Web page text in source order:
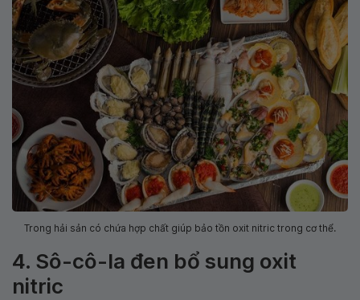
Trong hải sản có chứa hợp chất giúp bảo tồn oxit nitric trong cơ thể.
4. Sô-cô-la đen bổ sung oxit
nitric